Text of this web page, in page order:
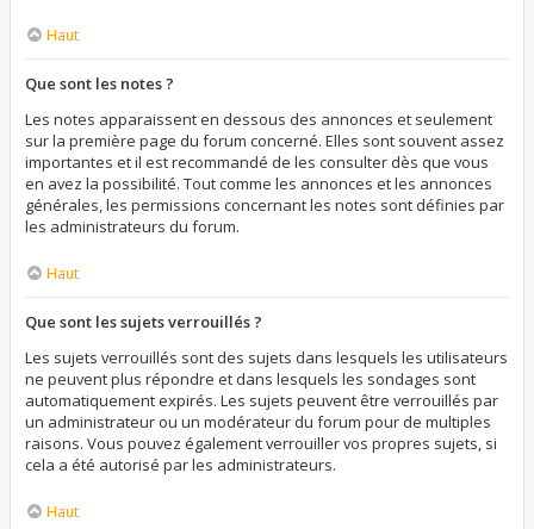
Haut
Que sont les notes ?
Les notes apparaissent en dessous des annonces et seulement
sur la première page du forum concerné. Elles sont souvent assez
importantes et il est recommandé de les consulter dès que vous
en avez la possibilité. Tout comme les annonces et les annonces
générales, les permissions concernant les notes sont définies par
les administrateurs du forum.
Haut
Que sont les sujets verrouillés ?
Les sujets verrouillés sont des sujets dans lesquels les utilisateurs
ne peuvent plus répondre et dans lesquels les sondages sont
automatiquement expirés. Les sujets peuvent être verrouillés par
un administrateur ou un modérateur du forum pour de multiples
raisons. Vous pouvez également verrouiller vos propres sujets, si
cela a été autorisé par les administrateurs.
Haut